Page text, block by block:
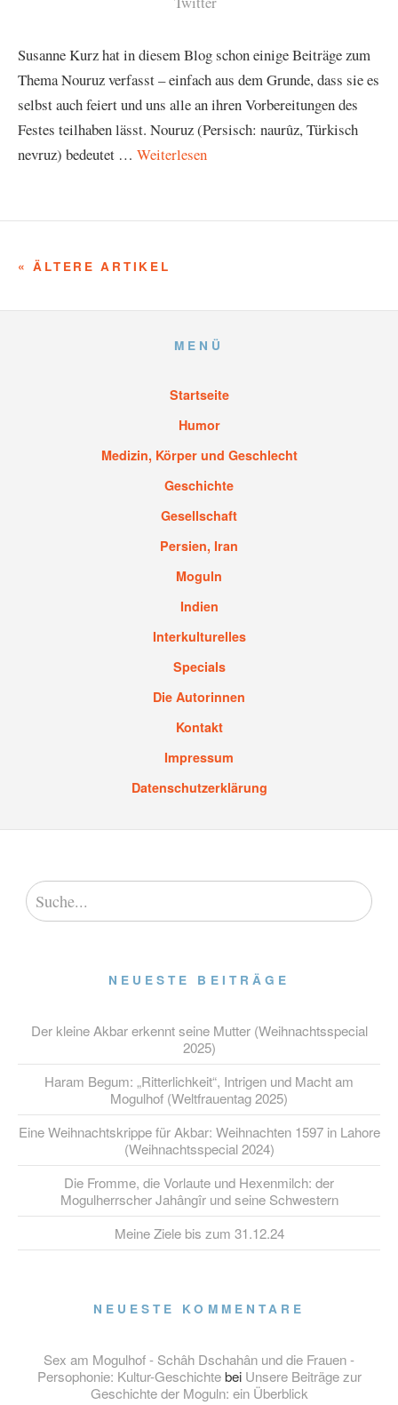
Susanne Kurz hat in diesem Blog schon einige Beiträge zum
Thema Nouruz verfasst – einfach aus dem Grunde, dass sie es
selbst auch feiert und uns alle an ihren Vorbereitungen des
Festes teilhaben lässt. Nouruz (Persisch: naurûz, Türkisch
nevruz) bedeutet … Weiterlesen
« ÄLTERE ARTIKEL
MENÜ
Startseite
Humor
Medizin, Körper und Geschlecht
Geschichte
Gesellschaft
Persien, Iran
Moguln
Indien
Interkulturelles
Specials
Die Autorinnen
Kontakt
Impressum
Datenschutzerklärung
NEUESTE BEITRÄGE
Der kleine Akbar erkennt seine Mutter (Weihnachtsspecial
2025)
Haram Begum: „Ritterlichkeit“, Intrigen und Macht am
Mogulhof (Weltfrauentag 2025)
Eine Weihnachtskrippe für Akbar: Weihnachten 1597 in Lahore
(Weihnachtsspecial 2024)
Die Fromme, die Vorlaute und Hexenmilch: der
Mogulherrscher Jahângîr und seine Schwestern
Meine Ziele bis zum 31.12.24
NEUESTE KOMMENTARE
Sex am Mogulhof - Schâh Dschahân und die Frauen -
Persophonie: Kultur-Geschichtebei Unsere Beiträge zur
Geschichte der Moguln: ein Überblick